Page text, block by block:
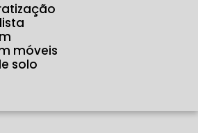
móveis
solo